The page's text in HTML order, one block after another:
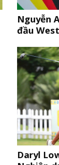
Nguyễn
đầu
Daryl